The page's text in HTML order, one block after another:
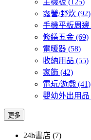
露營/野炊 (92)
手機平板周邊
修繕五金 (69)
電暖器 (58)
收納用品 (55)
家飾 (42)
電玩/遊戲 (41)
嬰幼外出用品
更多
24h書店 (7)